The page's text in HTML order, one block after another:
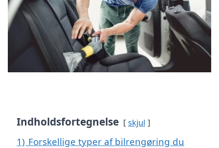
Indholdsfortegnelse skjul
1) Forskellige typer af bilrengøring du